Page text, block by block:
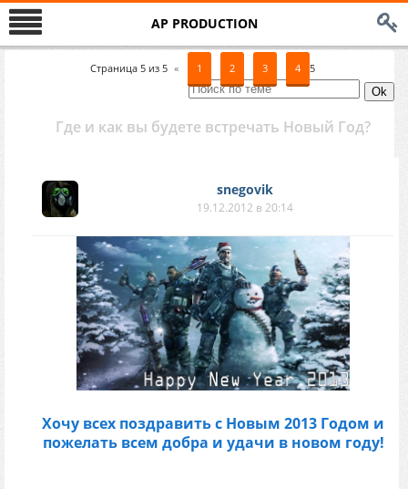
AP PRODUCTION
Страница 5 из 5 « 1 2 3 4 5
Где и как вы будете встречать Новый Год?
snegovik
19.12.2012 в 20:14
Хочу всех поздравить с Новым 2013 Годом и
пожелать всем добра и удачи в новом году!